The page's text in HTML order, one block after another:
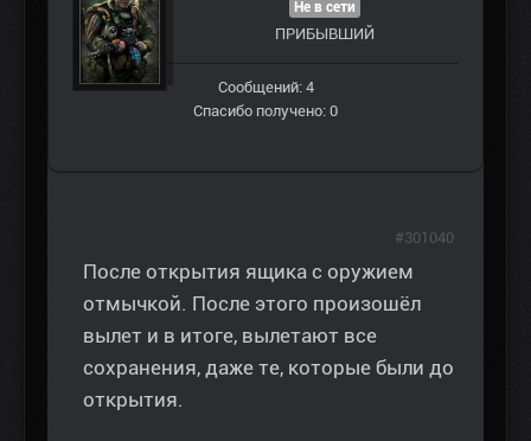
Не в сети
ПРИБЫВШИЙ
Сообщений: 4
Спасибо получено: 0
После открытия ящика с оружием
отмычкой. После этого произошёл
вылет и в итоге, вылетают все
сохранения, даже те, которые были до
открытия.
#301040